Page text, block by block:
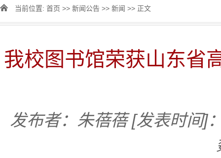
当前位置: 首页 >> 新闻公告 >> 新闻 >> 正文
我校图书馆荣获山东省
发布者：朱蓓蓓 [发表时间]